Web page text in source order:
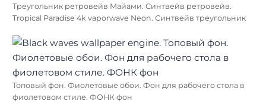
Треугольник ретровейв Майами. Синтвейв ретровейв.
Tropical Paradise 4k vaporwave Neon. Синтвейв треугольник
Топовый фон. Фиолетовые обои. Фон для рабочего стола в
фиолетовом стиле. ФОНК фон